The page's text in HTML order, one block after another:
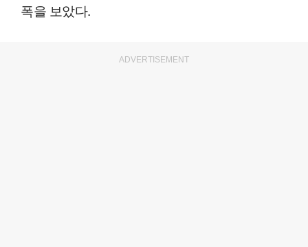
폭을 보았다.
ADVERTISEMENT